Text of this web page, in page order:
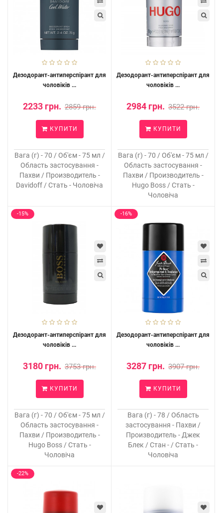
Дезодорант-антиперспірант для
чоловіків ...
2233 грн. 2859 грн.
КУПИТИ
Вага (г) - 70 / Об'єм - 75 мл /
Область застосування -
Пахви / Производитель -
Davidoff / Стать - Чоловіча
Дезодорант-антиперспірант для
чоловіків ...
2984 грн. 3522 грн.
КУПИТИ
Вага (г) - 70 / Об'єм - 75 мл /
Область застосування -
Пахви / Производитель -
Hugo Boss / Стать -
Чоловіча
-15%
Дезодорант-антиперспірант для
чоловіків ...
3180 грн. 3753 грн.
КУПИТИ
Вага (г) - 70 / Об'єм - 75 мл /
Область застосування -
Пахви / Производитель -
Hugo Boss / Стать -
Чоловіча
-16%
Дезодорант-антиперспірант для
чоловіків ...
3287 грн. 3907 грн.
КУПИТИ
Вага (г) - 78 / Область
застосування - Пахви /
Производитель - Джек
Блек / Стан - / Стать -
Чоловіча
-22%